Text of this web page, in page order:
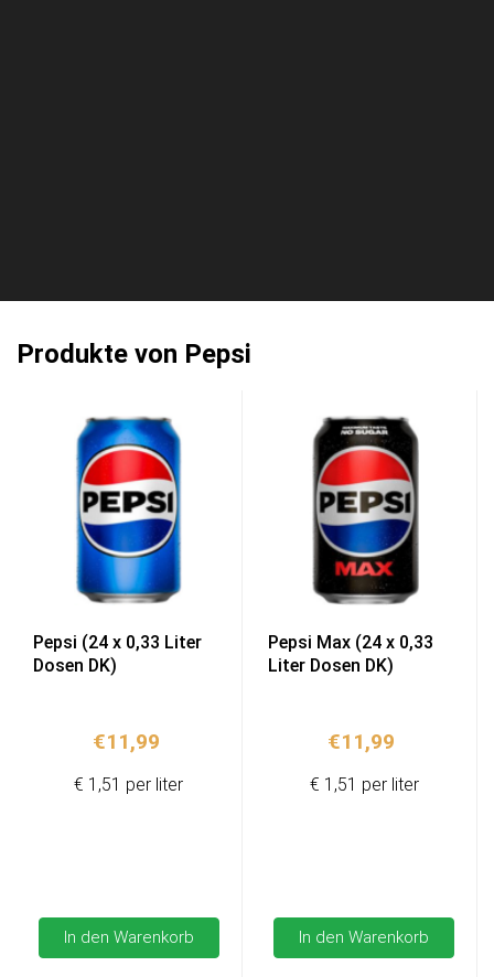
Produkte von Pepsi
Pepsi (24 x 0,33 Liter
Dosen DK)
€11,99
In den Warenkorb
€ 1,51 per liter
Pepsi Max (24 x 0,33
Liter Dosen DK)
€11,99
In den Warenkorb
€ 1,51 per liter